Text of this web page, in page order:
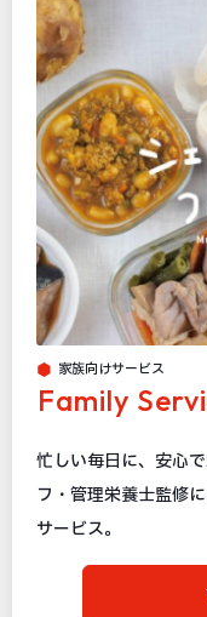
家族向けサービス
Family
忙しい毎日に、安心
フ・管理栄養士監修
サービス。